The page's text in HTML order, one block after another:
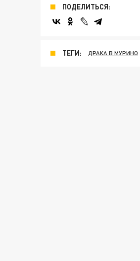
ПОДЕЛИТЬСЯ:
ТЕГИ: ДРАКА В МУРИНО